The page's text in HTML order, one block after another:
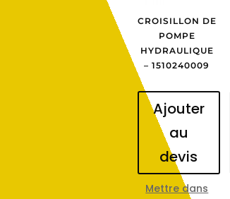
CROISILLON DE
POMPE
HYDRAULIQUE
– 1510240009
Ajouter
au
devis
Mettre dans